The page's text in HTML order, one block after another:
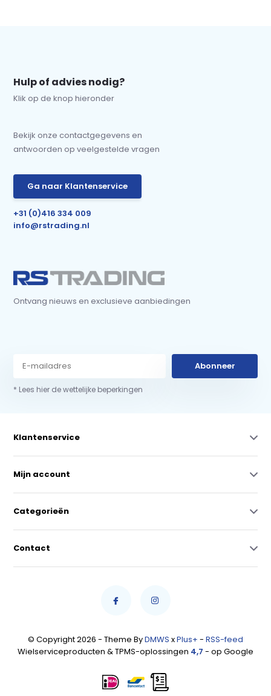
Hulp of advies nodig?
Klik op de knop hieronder
Bekijk onze contactgegevens en
antwoorden op veelgestelde vragen
Ga naar Klantenservice
+31 (0)416 334 009
info@rstrading.nl
Ontvang nieuws en exclusieve aanbiedingen
Abonneer
* Lees hier de wettelijke beperkingen
Klantenservice
Mijn account
Categorieën
Contact
© Copyright 2026 - Theme ByDMWS xPlus+ - RSS-feed
Wielserviceproducten & TPMS-oplossingen 4,7 - op Google